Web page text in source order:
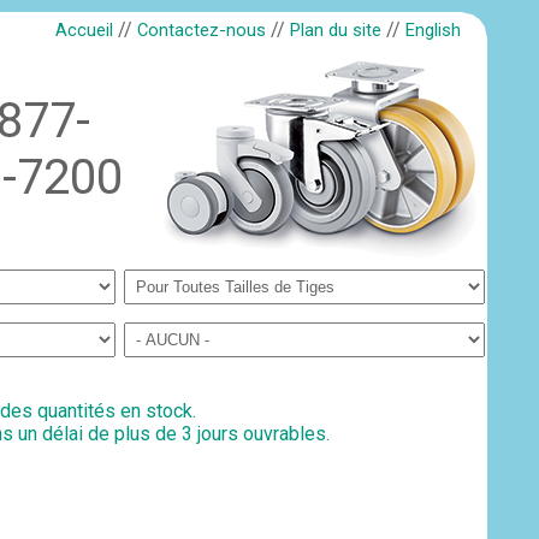
Accueil // Contactez-nous // Plan du site // English
7200
quantités en stock.
un délai de plus de 3 jours ouvrables.